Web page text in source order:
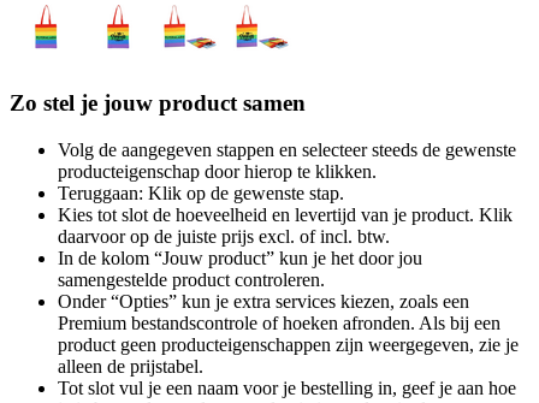
Zo stel je jouw product samen
Volg de aangegeven stappen en selecteer steeds de gewenste
producteigenschap door hierop te klikken.
Teruggaan: Klik op de gewenste stap.
Kies tot slot de hoeveelheid en levertijd van je product. Klik
daarvoor op de juiste prijs excl. of incl. btw.
In de kolom “Jouw product” kun je het door jou
samengestelde product controleren.
Onder “Opties” kun je extra services kiezen, zoals een
Premium bestandscontrole of hoeken afronden. Als bij een
product geen producteigenschappen zijn weergegeven, zie je
alleen de prijstabel.
Tot slot vul je een naam voor je bestelling in, geef je aan hoe